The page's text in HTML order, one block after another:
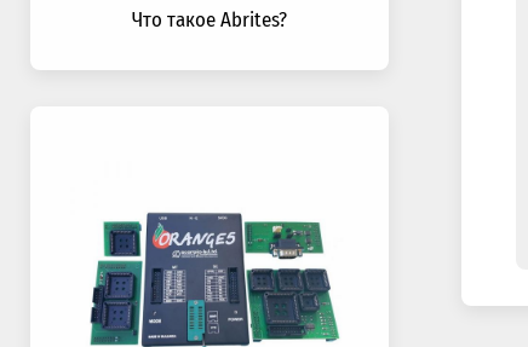
Что такое Abrites?